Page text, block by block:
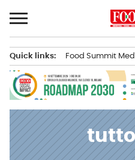
al
contenuto
principale
Quick links: Food Summit